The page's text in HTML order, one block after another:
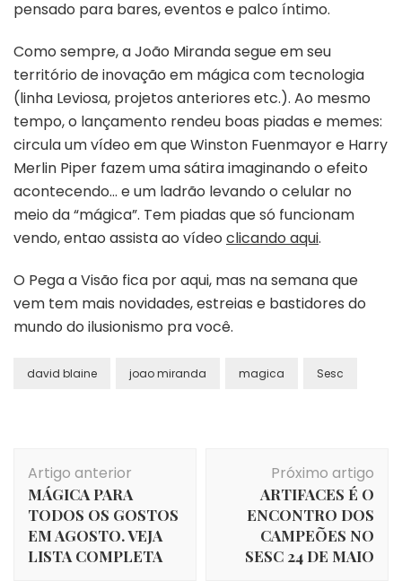
pensado para bares, eventos e palco íntimo.
Como sempre, a João Miranda segue em seu
território de inovação em mágica com tecnologia
(linha Leviosa, projetos anteriores etc.). Ao mesmo
tempo, o lançamento rendeu boas piadas e memes:
circula um vídeo em que Winston Fuenmayor e Harry
Merlin Piper fazem uma sátira imaginando o efeito
acontecendo… e um ladrão levando o celular no
meio da “mágica”. Tem piadas que só funcionam
vendo, entao assista ao vídeo clicando aqui.
O Pega a Visão fica por aqui, mas na semana que
vem tem mais novidades, estreias e bastidores do
mundo do ilusionismo pra você.
david blaine joao miranda magica Sesc
de
post
Artigo anterior
MÁGICA PARA
TODOS OS GOSTOS
EM AGOSTO. VEJA
LISTA COMPLETA
Próximo artigo
ARTIFACES É O
ENCONTRO DOS
CAMPEÕES NO
SESC 24 DE MAIO